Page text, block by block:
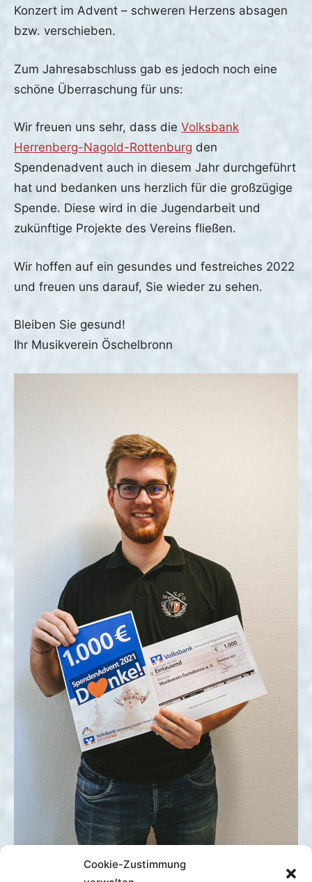
Cookie-Zustimmung
Konzert im Advent – schweren Herzens absagen
bzw. verschieben.
Zum Jahresabschluss gab es jedoch noch eine
schöne Überraschung für uns:
Wir freuen uns sehr, dass die Volksbank
Herrenberg-Nagold-Rottenburg den
Spendenadvent auch in diesem Jahr durchgeführt
hat und bedanken uns herzlich für die großzügige
Spende. Diese wird in die Jugendarbeit und
zukünftige Projekte des Vereins fließen.
Wir hoffen auf ein gesundes und festreiches 2022
und freuen uns darauf, Sie wieder zu sehen.
Bleiben Sie gesund!
Ihr Musikverein Öschelbronn